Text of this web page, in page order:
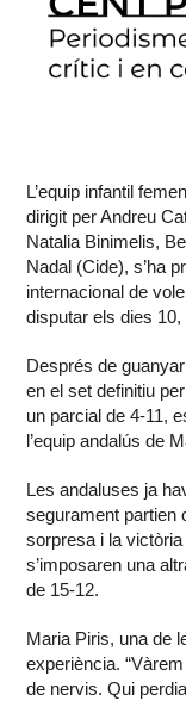
L’equip infantil
dirigit per Andreu
Natalia Binimelis,
Nadal (Cide), s’ha
internacional de
disputar els dies 10,
Després de
en el set definitiu
un parcial de 4-11,
l’equip andalús de
Les andaluses ja
segurament partien
sorpresa i la
s’imposaren una
de 15-12.
Maria Piris, una de
experiència.
de nervis. Qui